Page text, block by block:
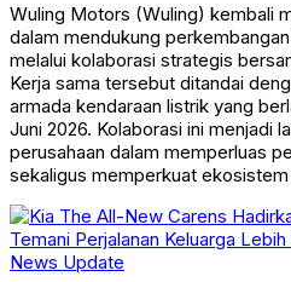
Wuling Motors (Wuling) kembali
dalam mendukung
melalui kolaborasi strategis
Kerja sama tersebut ditandai
armada kendaraan listrik yang
Juni 2026. Kolaborasi ini menjadi
perusahaan dalam memperluas
sekaligus memperkuat
News Update